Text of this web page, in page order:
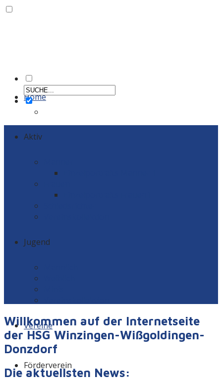
Home
Aktiv
Jugend
Vereine
Förderverein
Willkommen auf der Internetseite
der HSG Winzingen-Wißgoldingen-
Donzdorf
Die aktuellsten News: